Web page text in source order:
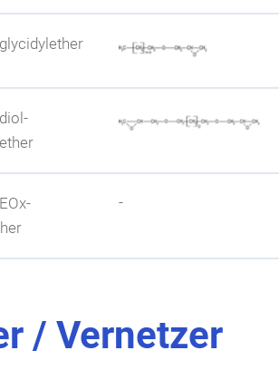
Muster
Muster
Muster
sehr gute Verdünnungsleistung;
Muster
bester difunktioneller Verdünner;
-
ergibt schlagzähe Harzsysteme;
/ Vernetzer